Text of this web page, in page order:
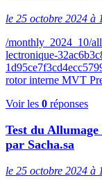
le 25 octobre 2024 à
/monthly_2024_10/
lectronique-
rotor interne MVT
Voir les 0 réponses
Test du
par Sacha.sa
le 25 octobre 2024 à